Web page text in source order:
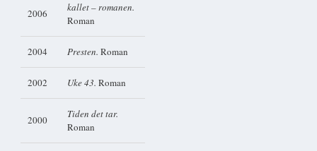
2006
kallet – romanen.
Roman
2004 Presten. Roman
2002 Uke 43. Roman
2000
Tiden det tar.
Roman